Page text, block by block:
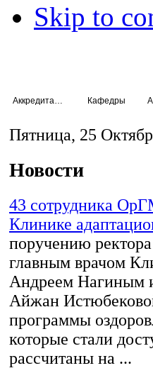
Skip to
Кафедры
Пятница, 25
Новости
43 сотрудника
Клинике
поручению
главным врачом
Андреем Нагиным
Айжан
программы
которые стали
рассчитаны на ...